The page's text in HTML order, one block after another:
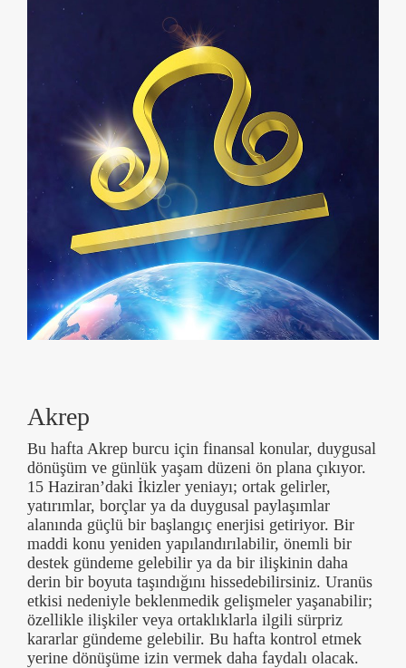
Akrep
Bu hafta Akrep burcu için finansal konular, duygusal
dönüşüm ve günlük yaşam düzeni ön plana çıkıyor.
15 Haziran’daki İkizler yeniayı; ortak gelirler,
yatırımlar, borçlar ya da duygusal paylaşımlar
alanında güçlü bir başlangıç enerjisi getiriyor. Bir
maddi konu yeniden yapılandırılabilir, önemli bir
destek gündeme gelebilir ya da bir ilişkinin daha
derin bir boyuta taşındığını hissedebilirsiniz. Uranüs
etkisi nedeniyle beklenmedik gelişmeler yaşanabilir;
özellikle ilişkiler veya ortaklıklarla ilgili sürpriz
kararlar gündeme gelebilir. Bu hafta kontrol etmek
yerine dönüşüme izin vermek daha faydalı olacak.